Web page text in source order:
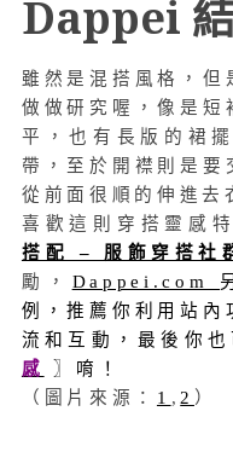
Dappei
雖然是混搭風格，但
做做研究喔，像是
平，也有長版的裙
帶，至於開襟則是要
從前面很順的伸進
喜歡這則穿搭靈感
搭配 – 服飾穿搭社
勵， Dappei.com
例，推薦你利用站內
流和互動，最後你
感
〗唷！
（圖片來源： 1 , 2 ）